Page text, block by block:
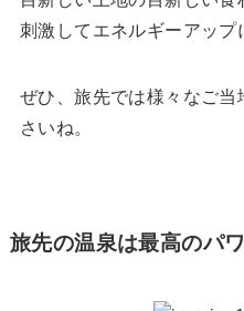
刺激してエネルギーアップ
ぜひ、旅先では様々なご
さいね。
旅先の温泉は最高のパ